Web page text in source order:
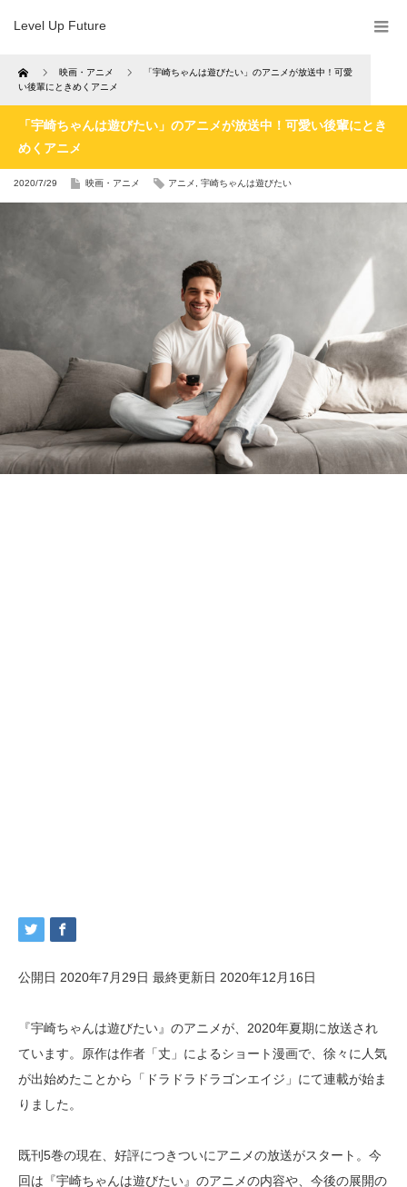
Level Up Future
Home 映画・アニメ
「宇崎ちゃんは遊びたい」のアニメが放送中！可愛
い後輩にときめくアニメ
「宇崎ちゃんは遊びたい」のアニメが放送中！可愛い後輩にとき
めくアニメ
2020/7/29 映画・アニメ アニメ 宇崎ちゃんは遊びたい
公開日 2020年7月29日 最終更新日 2020年12月16日
『宇崎ちゃんは遊びたい』のアニメが、2020年夏期に放送され
ています。原作は作者「丈」によるショート漫画で、徐々に人気
が出始めたことから「ドラドラドラゴンエイジ」にて連載が始ま
りました。
既刊5巻の現在、好評につきついにアニメの放送がスタート。今
回は『宇崎ちゃんは遊びたい』のアニメの内容や、今後の展開の